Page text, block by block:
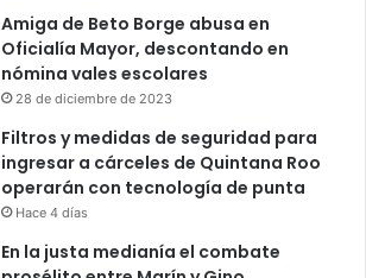
Amiga de Beto Borge abusa en
Oficialía Mayor, descontando en
nómina vales escolares
28 de diciembre de 2023
Filtros y medidas de seguridad para
ingresar a cárceles de Quintana Roo
operarán con tecnología de punta
Hace 4 días
En la justa medianía el combate